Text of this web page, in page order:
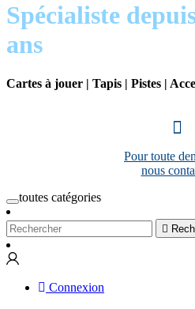
Spécialiste
ans
Cartes à jouer | Tapis | Pistes |
Pour toute
nous
toutes catégories

Connexion